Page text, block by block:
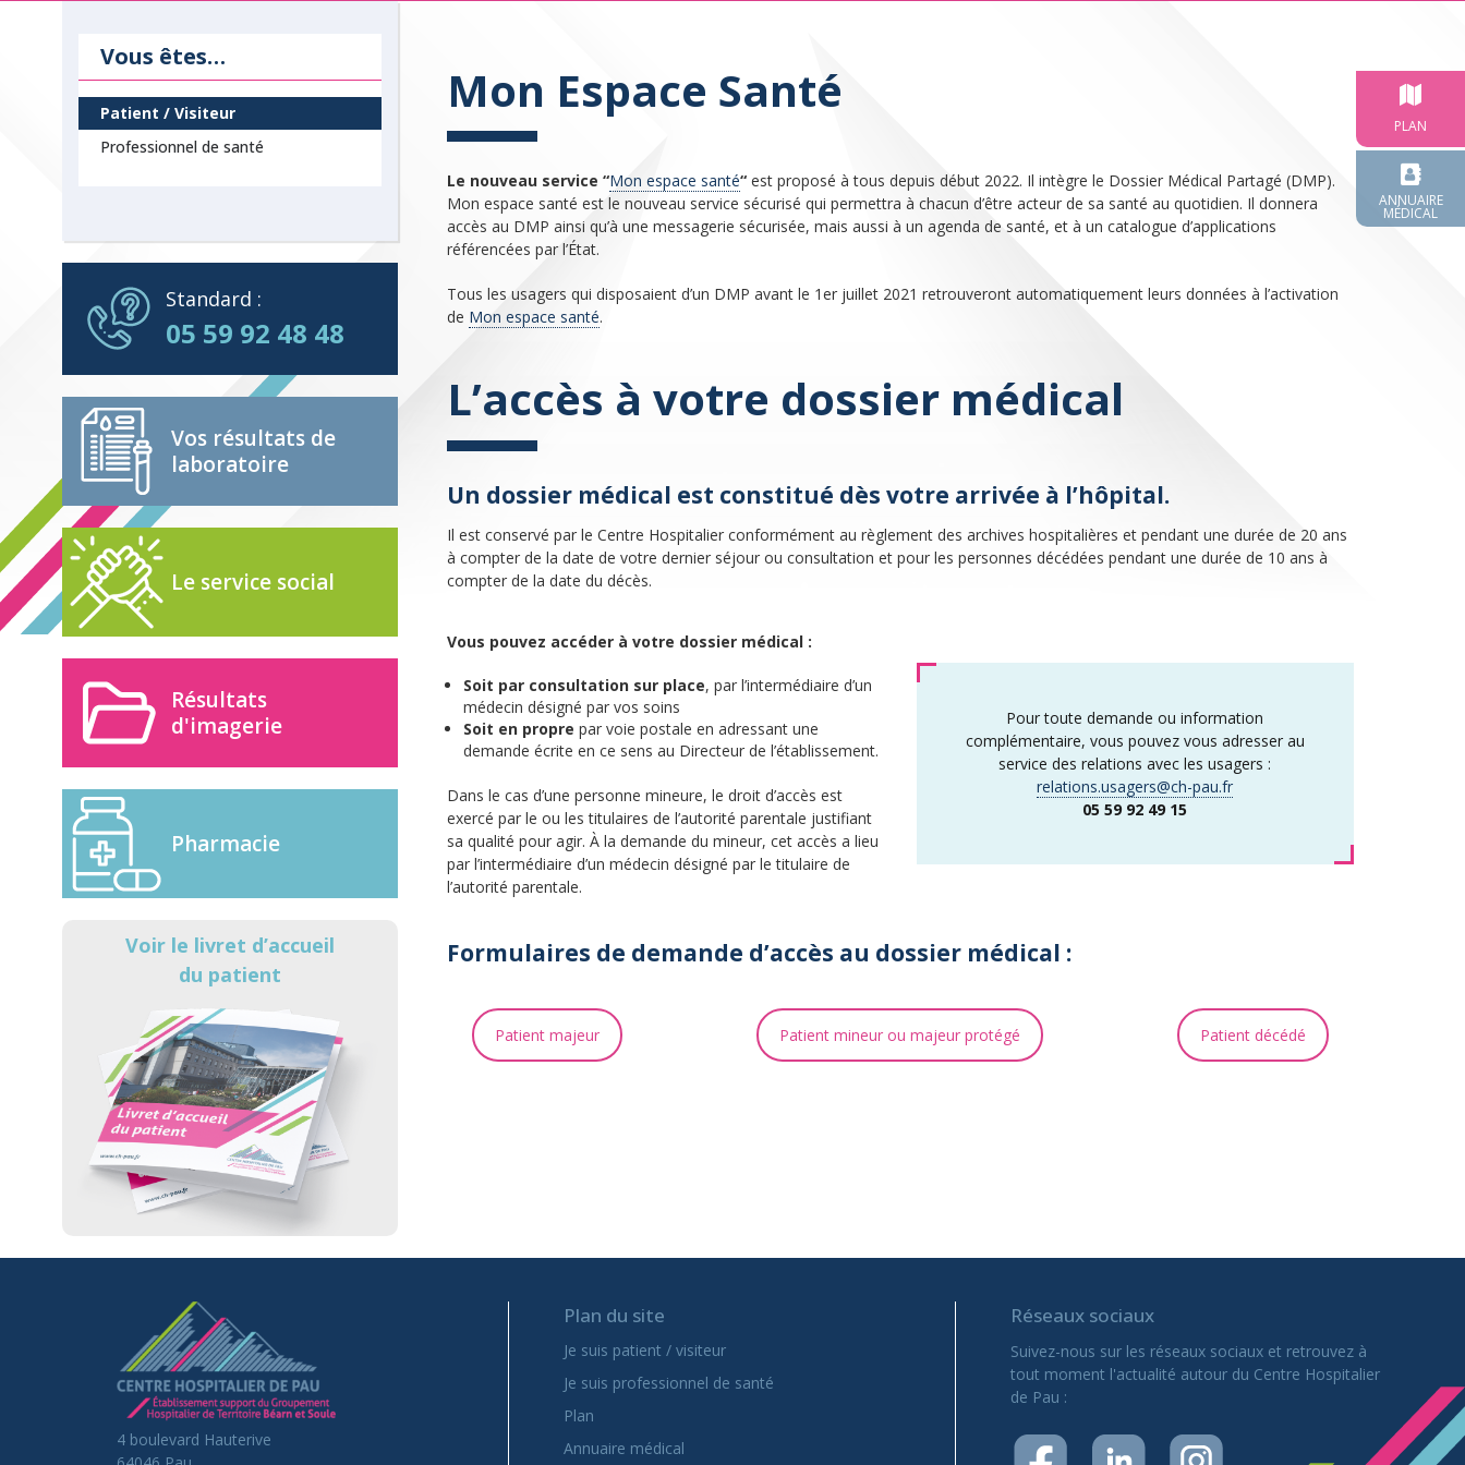
Mon Espace Santé
Le nouveau service “Mon espace santé“est proposé à tous depuis début 2022. Il intègre le Dossier Médical Partagé (DMP).
Mon espace santé est le nouveau service sécurisé qui permettra à chacun d’être acteur de sa santé au quotidien. Il donnera
accès au DMP ainsi qu’à une messagerie sécurisée, mais aussi à un agenda de santé, et à un catalogue d’applications
référencées par l’État.
Tous les usagers qui disposaient d’un DMP avant le 1er juillet 2021 retrouveront automatiquement leurs données à l’activation
de Mon espace santé.
L’accès à votre dossier médical
Un dossier médical est constitué dès votre arrivée à l’hôpital.
Il est conservé par le Centre Hospitalier conformément au règlement des archives hospitalières et pendant une durée de 20 ans
à compter de la date de votre dernier séjour ou consultation et pour les personnes décédées pendant une durée de 10 ans à
compter de la date du décès.
Vous pouvez accéder à votre dossier médical :
Soit par consultation sur place, par l’intermédiaire d’un
médecin désigné par vos soins
Soit en propre par voie postale en adressant une
demande écrite en ce sens au Directeur de l’établissement.
Dans le cas d’une personne mineure, le droit d’accès est
exercé par le ou les titulaires de l’autorité parentale justifiant
sa qualité pour agir. À la demande du mineur, cet accès a lieu
par l’intermédiaire d’un médecin désigné par le titulaire de
l’autorité parentale.
Pour toute demande ou information
complémentaire, vous pouvez vous adresser au
service des relations avec les usagers :
relations.usagers@ch-pau.fr
05 59 92 49 15
Formulaires de demande d’accès au dossier médical :
Patient majeur Patient mineur ou majeur protégé Patient décédé
Vous êtes…
Patient / Visiteur
Professionnel de santé
Standard :
05 59 92 48 48
Vos résultats de
laboratoire
Le service social
Résultats
d'imagerie
Pharmacie
Voir le livret d’accueil
du patient
4 boulevard Hauterive
Plan du site
Je suis patient / visiteur
Je suis professionnel de santé
Plan
Annuaire médical
Réseaux sociaux
Suivez-nous sur les réseaux sociaux et retrouvez à
tout moment l'actualité autour du Centre Hospitalier
de Pau :
PLAN
ANNUAIRE
MÉDICAL